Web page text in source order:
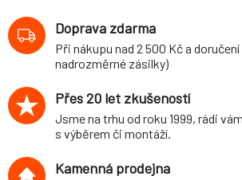
Doprava zdarma
Při nákupu nad 2 500 Kč a
nadrozměrné zásilky)
Přes 20 let zkušeností
Jsme na trhu od roku 1999, rádi
s výběrem či montáží.
Kamenná prodejna